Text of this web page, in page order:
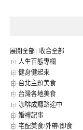
展開全部 | 收合全部
人生百態專欄
健身健起來
台北主題美食
台灣各地美食
咖啡成癮路途中
婚禮記事
宅配美食/外帶/即食